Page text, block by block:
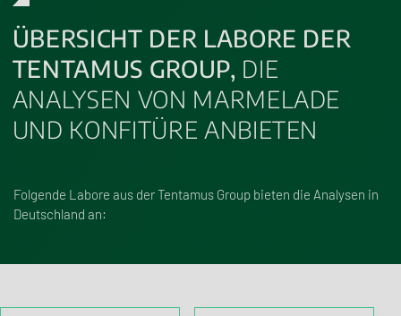
ÜBERSICHT DER LABORE DER
TENTAMUS GROUP, DIE
ANALYSEN VON MARMELADE
UND KONFITÜRE ANBIETEN
Folgende Labore aus der Tentamus Group bieten die Analysen in
Deutschland an: